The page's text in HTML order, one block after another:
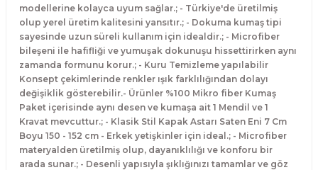
modellerine kolayca uyum sağlar.; - Türkiye'de üretilmiş
olup yerel üretim kalitesini yansıtır.; - Dokuma kumaş tipi
sayesinde uzun süreli kullanım için idealdir.; - Microfiber
bileşeni ile hafifliği ve yumuşak dokunuşu hissettirirken aynı
zamanda formunu korur.; - Kuru Temizleme yapılabilir
Konsept çekimlerinde renkler ışık farklılığından dolayı
değişiklik gösterebilir.- Ürünler %100 Mikro fiber Kumaş
Paket içerisinde aynı desen ve kumaşa ait 1 Mendil ve 1
Kravat mevcuttur.; - Klasik Stil Kapak Astarı Saten Eni 7 Cm
Boyu 150 - 152 cm - Erkek yetişkinler için ideal.; - Microfiber
materyalden üretilmiş olup, dayanıklılığı ve konforu bir
arada sunar.; - Desenli yapısıyla şıklığınızı tamamlar ve göz